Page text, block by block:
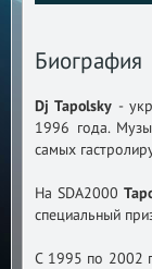
Биография
Dj Tapolsky -
1996 года.
самых
На SDA2000
специальный
С 1995 по 2002